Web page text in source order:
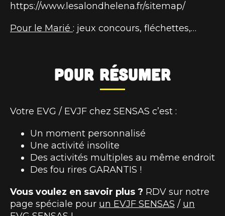
https://www.lesalondhelena.fr/sitemap/
Pour le Marié : jeux concours, fléchettes,…
Pour résumer
Votre EVG / EVJF chez SENSAS c’est :
Un moment personnalisé
Une activité insolite
Des activités multiples au même endroit
Des fou rires GARANTIS !
Vous voulez en savoir plus ? RDV sur notre
page spéciale pour un EVJF SENSAS / un